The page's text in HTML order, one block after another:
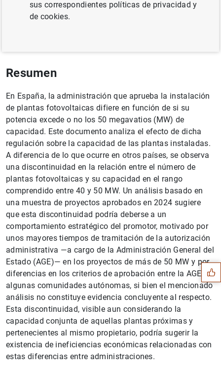
El efecto de la regulación sobre el tamaño
de las plantas fotovoltaicas (485
Resumen
En España, la administración que aprueba la instalación
de plantas fotovoltaicas difiere en función de si su
potencia excede o no los 50 megavatios (MW) de
capacidad. Este documento analiza el efecto de dicha
regulación sobre la capacidad de las plantas instaladas.
A diferencia de lo que ocurre en otros países, se observa
una discontinuidad en la relación entre el número de
plantas fotovoltaicas y su capacidad en el rango
comprendido entre 40 y 50 MW. Un análisis basado en
una muestra de proyectos aprobados en 2024 sugiere
que esta discontinuidad podría deberse a un
comportamiento estratégico del promotor, motivado por
unos mayores tiempos de tramitación de la autorización
administrativa —a cargo de la Administración General del
Estado (AGE)— en los proyectos de más de 50 MW y por
diferencias en los criterios de aprobación entre la AGE y
algunas comunidades autónomas, si bien el mencionado
análisis no constituye evidencia concluyente al respecto.
Esta discontinuidad, visible aun considerando la
capacidad conjunta de aquellas plantas próximas y
pertenecientes al mismo propietario, podría sugerir la
existencia de ineficiencias económicas relacionadas con
estas diferencias entre administraciones.
Sugerencias
sus correspondientes políticas de privacidad y
de cookies.